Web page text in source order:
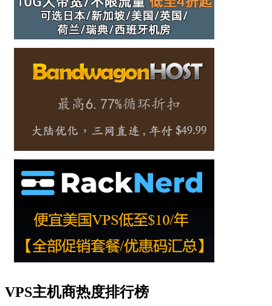
VPS主机商热度排行榜